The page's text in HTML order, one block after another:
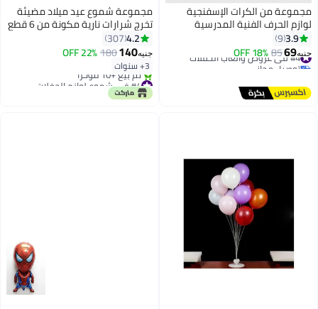
مجموعة من الكرات الإسفنجية
لوازم الحرف الفنية المدرسية
المنزلية مناسبة للالتصاق بألوان
متعددة متنوعة باكت مقاس 20*30
3.9
9
جنيه69
85
18% OFF #4 في عروض وألعاب الحفلات
توصيل مجاني
مجموعة شموع عيد ميلاد مضيئة
تخرج شرارات نارية مكونة من 6 قطع
4.2
307
جنيه140
180
22% OFF
3+ سنوات
#4 في شموع لوازم الحفلات
أقل سعر في 7 يوم
تم بيع +10 مؤخرًا